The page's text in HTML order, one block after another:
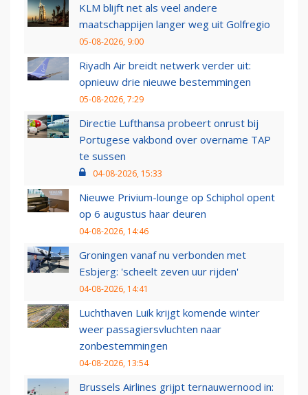
KLM blijft net als veel andere
maatschappijen langer weg uit Golfregio
05-08-2026, 9:00
Riyadh Air breidt netwerk verder uit:
opnieuw drie nieuwe bestemmingen
05-08-2026, 7:29
Directie Lufthansa probeert onrust bij
Portugese vakbond over overname TAP
te sussen
04-08-2026, 15:33
Nieuwe Privium-lounge op Schiphol opent
op 6 augustus haar deuren
04-08-2026, 14:46
Groningen vanaf nu verbonden met
Esbjerg: 'scheelt zeven uur rijden'
04-08-2026, 14:41
Luchthaven Luik krijgt komende winter
weer passagiersvluchten naar
zonbestemmingen
04-08-2026, 13:54
Brussels Airlines grijpt ternauwernood in: